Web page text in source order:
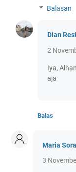
Balasan
Dian
2
Iya,
aja
Balas
Maria
3